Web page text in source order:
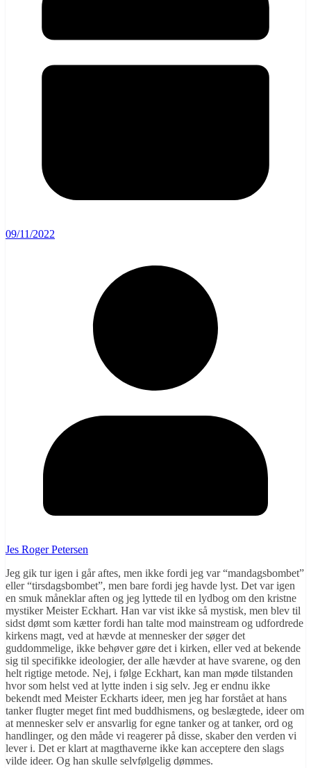
09/11/2022
Jes Roger Petersen
Jeg gik tur igen i går aftes, men ikke fordi jeg var “mandagsbombet”
eller “tirsdagsbombet”, men bare fordi jeg havde lyst. Det var igen
en smuk måneklar aften og jeg lyttede til en lydbog om den kristne
mystiker Meister Eckhart. Han var vist ikke så mystisk, men blev til
sidst dømt som kætter fordi han talte mod mainstream og udfordrede
kirkens magt, ved at hævde at mennesker der søger det
guddommelige, ikke behøver gøre det i kirken, eller ved at bekende
sig til specifikke ideologier, der alle hævder at have svarene, og den
helt rigtige metode. Nej, i følge Eckhart, kan man møde tilstanden
hvor som helst ved at lytte inden i sig selv. Jeg er endnu ikke
bekendt med Meister Eckharts ideer, men jeg har forstået at hans
tanker flugter meget fint med buddhismens, og beslægtede, ideer om
at mennesker selv er ansvarlig for egne tanker og at tanker, ord og
handlinger, og den måde vi reagerer på disse, skaber den verden vi
lever i. Det er klart at magthaverne ikke kan acceptere den slags
vilde ideer. Og han skulle selvfølgelig dømmes.